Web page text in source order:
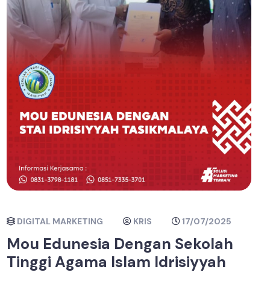
DIGITAL MARKETING KRIS 17/07/2025
Mou Edunesia Dengan Sekolah
Tinggi Agama Islam Idrisiyyah